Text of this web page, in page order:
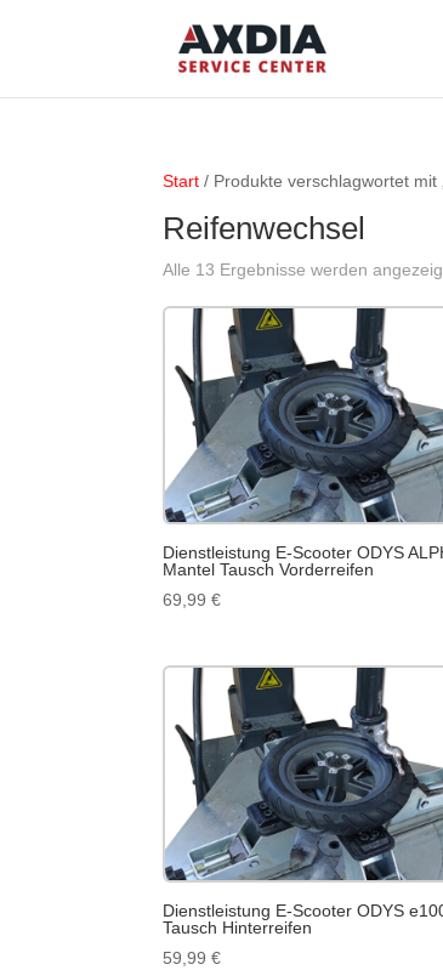
Start / Produkte verschlagwortet mit
Reifenwechsel
Alle 13 Ergebnisse werden
Dienstleistung E-Scooter ODYS
Mantel Tausch Vorderreifen
69,99€
Dienstleistung E-Scooter ODYS
Tausch Hinterreifen
59,99€